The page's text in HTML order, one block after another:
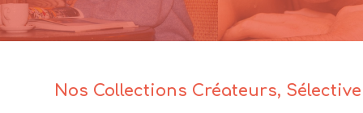
Nos Collections Créateurs,